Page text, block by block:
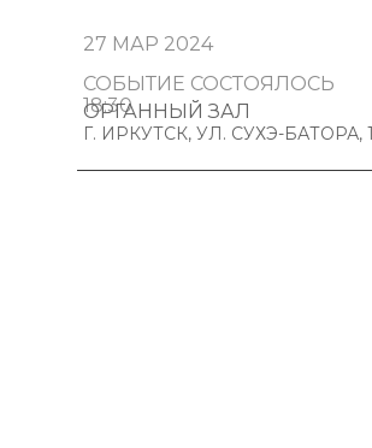
27 МАР 2024
СОБЫТИЕ СОСТОЯЛОСЬ
18:30
ОРГАННЫЙ ЗАЛ
Г. ИРКУТСК, УЛ. СУХЭ-БАТОРА, 1